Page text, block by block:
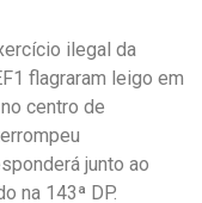
ilegal da
flagraram leigo em
centro de
junto ao
na 143ª DP.